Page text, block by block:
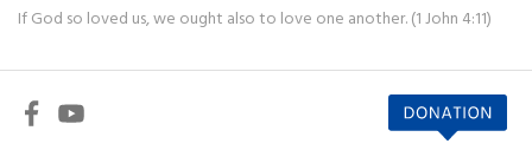
If God so loved us, we ought also to love one another. (1 John 4:11)